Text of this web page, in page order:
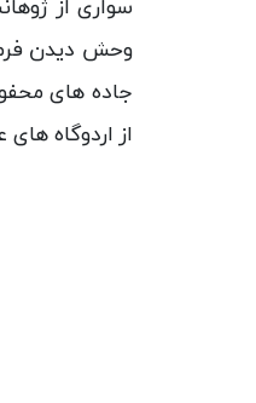
وحش دیدن
جاده های
از اردوگاه